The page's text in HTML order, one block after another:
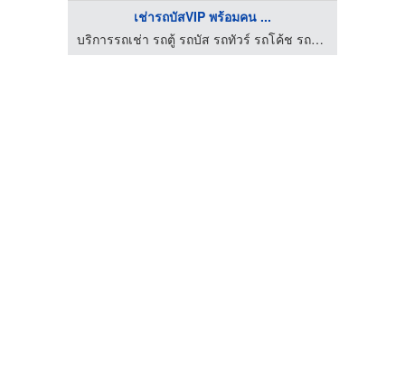
เช่ารถบัสVIP พร้อมคน ...
บริการรถเช่า รถตู้ รถบัส รถทัวร์ รถโค้ช รถมินิบัส กรุงเทพฯ